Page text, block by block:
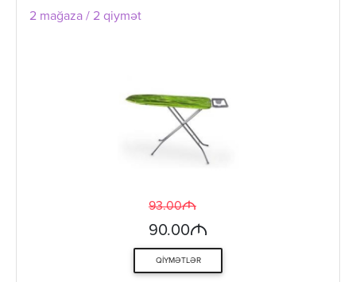
2 mağaza / 2 qiymət
93.00M
90.00M
QIYMƏTLƏR